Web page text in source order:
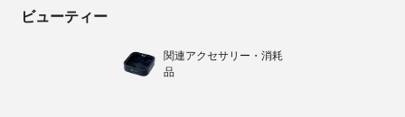
ビューティー
関連アクセサリー・消耗
品